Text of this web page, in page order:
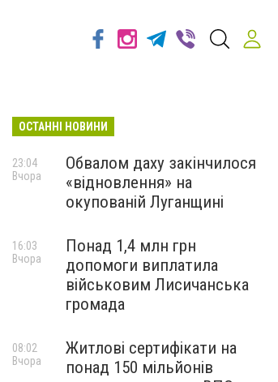
ОСТАННІ НОВИНИ
Обвалом даху закінчилося
«відновлення» на
окупованій Луганщині
23:04
Вчора
Понад 1,4 млн грн
допомоги виплатила
військовим Лисичанська
громада
16:03
Вчора
Житлові сертифікати на
понад 150 мільйонів
08:02
Вчора